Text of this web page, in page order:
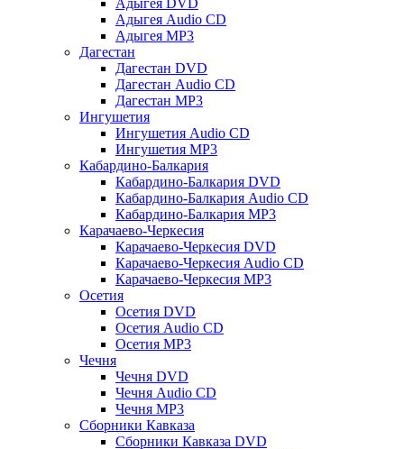
Адыгея DVD
Адыгея Audio CD
Адыгея MP3
Дагестан
Дагестан DVD
Дагестан Audio CD
Дагестан MP3
Ингушетия
Ингушетия Audio CD
Ингушетия MP3
Кабардино-Балкария
Кабардино-Балкария DVD
Кабардино-Балкария Audio CD
Кабардино-Балкария MP3
Карачаево-Черкесия
Карачаево-Черкесия DVD
Карачаево-Черкесия Audio CD
Карачаево-Черкесия MP3
Осетия
Осетия DVD
Осетия Audio CD
Осетия MP3
Чечня
Чечня DVD
Чечня Audio CD
Чечня MP3
Сборники Кавказа
Сборники Кавказа DVD